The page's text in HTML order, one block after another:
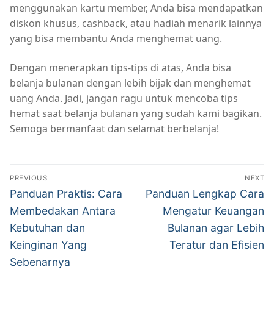
menggunakan kartu member, Anda bisa mendapatkan
diskon khusus, cashback, atau hadiah menarik lainnya
yang bisa membantu Anda menghemat uang.
Dengan menerapkan tips-tips di atas, Anda bisa
belanja bulanan dengan lebih bijak dan menghemat
uang Anda. Jadi, jangan ragu untuk mencoba tips
hemat saat belanja bulanan yang sudah kami bagikan.
Semoga bermanfaat dan selamat berbelanja!
Navigasi
pos
PREVIOUS
Previous
post:
Panduan Praktis: Cara
Membedakan Antara
Kebutuhan dan
Keinginan Yang
Sebenarnya
NEXT
Next
post:
Panduan Lengkap Cara
Mengatur Keuangan
Bulanan agar Lebih
Teratur dan Efisien